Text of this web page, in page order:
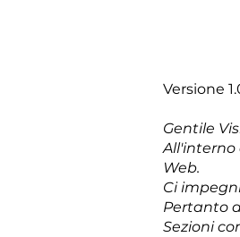
Versione
Gentile
All'interno
Web.
Ci
Pertanto
Sezioni